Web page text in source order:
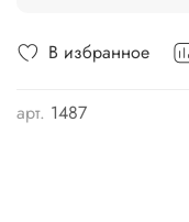
В избранное
арт. 1487